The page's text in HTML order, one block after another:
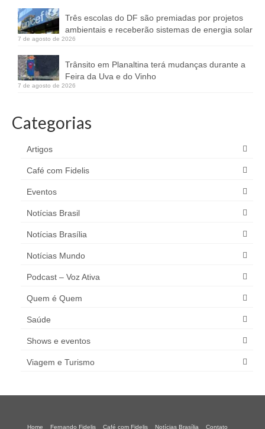
Três escolas do DF são premiadas por projetos
ambientais e receberão sistemas de energia solar
7 de agosto de 2026
Trânsito em Planaltina terá mudanças durante a
Feira da Uva e do Vinho
7 de agosto de 2026
Categorias
Artigos
Café com Fidelis
Eventos
Notícias Brasil
Notícias Brasília
Notícias Mundo
Podcast – Voz Ativa
Quem é Quem
Saúde
Shows e eventos
Viagem e Turismo
Home Fernando Fidelis Café com Fidelis Notícias Brasília Contato